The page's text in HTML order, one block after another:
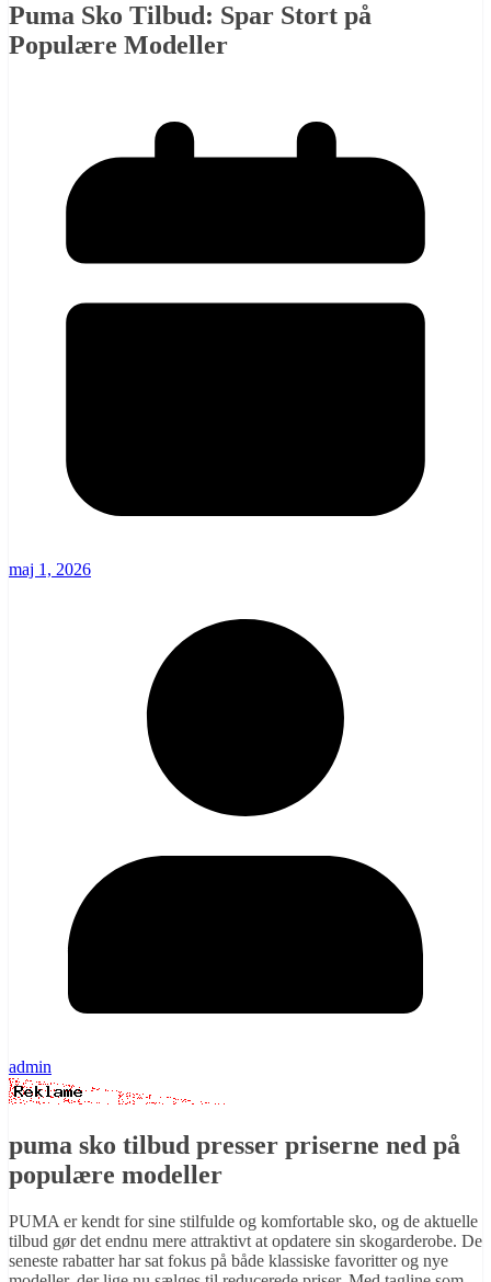
Puma Sko Tilbud: Spar Stort på
Populære Modeller
maj 1, 2026
admin
puma sko tilbud presser priserne ned på
populære modeller
PUMA er kendt for sine stilfulde og komfortable sko, og de aktuelle
tilbud gør det endnu mere attraktivt at opdatere sin skogarderobe. De
seneste rabatter har sat fokus på både klassiske favoritter og nye